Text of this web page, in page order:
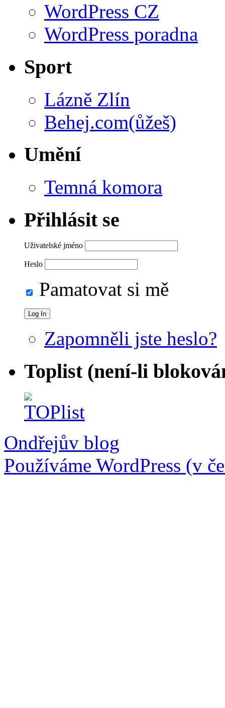
WordPress CZ
WordPress poradna
Sport
Lázně Zlín
Behej.com(ůžeš)
Umění
Temná komora
Přihlásit se
Uživatelské jméno
Heslo
Pamatovat si mě
Zapomněli jste heslo?
Toplist (není-li
Ondřejův blog
Používáme WordPress (v